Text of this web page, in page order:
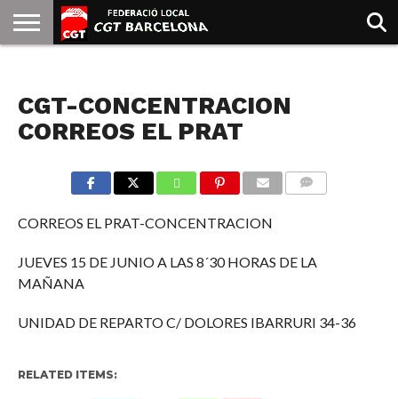
GOLDMAN
CGT-CONCENTRACION
CORREOS EL PRAT
CORREOS EL PRAT-CONCENTRACION
JUEVES 15 DE JUNIO A LAS 8´30 HORAS DE LA
MAÑANA
UNIDAD DE REPARTO C/ DOLORES IBARRURI 34-36
RELATED ITEMS: